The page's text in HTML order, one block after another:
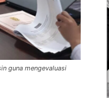
guna mengevaluasi